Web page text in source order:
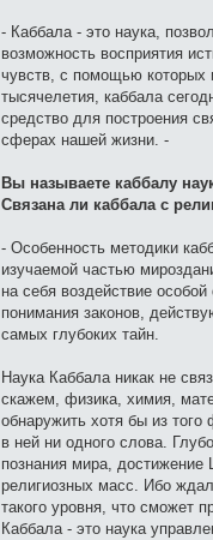
- Каббала - это наука,
возможность восприятия
чувств, с помощью
тысячелетия, каббала
средство для построения
сферах нашей жизни. -
Вы называете каббалу
Связана ли каббала с
- Особенность методики
изучаемой частью
на себя воздействие
понимания законов,
самых глубоких тайн.
Наука Каббала никак не
скажем, физика, химия,
обнаружить хотя бы из того
в ней ни одного слова.
познания мира,
религиозных масс. Ибо
такого уровня, что сможет
Каббала - это наука